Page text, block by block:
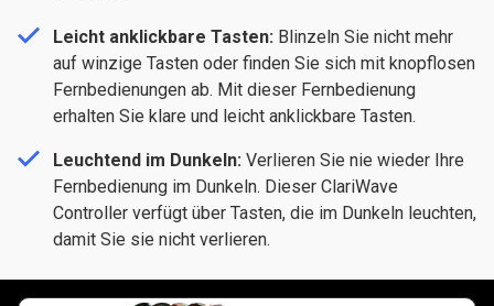
Leicht anklickbare Tasten: Blinzeln Sie nicht mehr
auf winzige Tasten oder finden Sie sich mit knopflosen
Fernbedienungen ab. Mit dieser Fernbedienung
erhalten Sie klare und leicht anklickbare Tasten.
Leuchtend im Dunkeln: Verlieren Sie nie wieder Ihre
Fernbedienung im Dunkeln. Dieser ClariWave
Controller verfügt über Tasten, die im Dunkeln leuchten,
damit Sie sie nicht verlieren.